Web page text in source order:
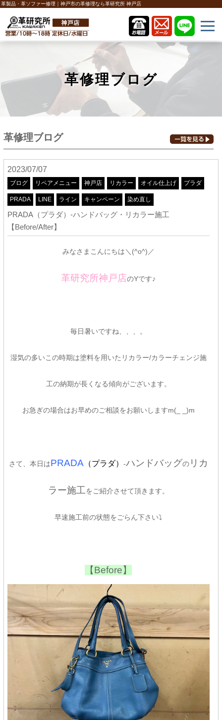
革製品・革ソファー修理｜神戸市の革修理なら革研究所 神戸店
革修理ブログ
革修理ブログ
2023/07/07
ブログ リペアメニュー 神戸店 リカラー オイル仕上げ プラダ
PRADA LINE ライン キャンペーン 染め直し
PRADA（プラダ）-ハンドバッグ・リカラー施工
【Before/After】
みなさまこんにちは＼(^o^)／
革研究所神戸店のYです♪
毎日暑いですね、、、。
湿気の多いこの時期は塗料を用いたリカラー/カラーチェンジ施
工の納期が長くなる傾向がございます。
お急ぎの場合はお早めのご相談をお願いしますm(_ _)m
さて、本日はPRADA （プラダ） -ハンドバッグのリカ
ラー施工をご紹介させて頂きます。
早速施工前の状態をごらん下さい⤵
【Before】